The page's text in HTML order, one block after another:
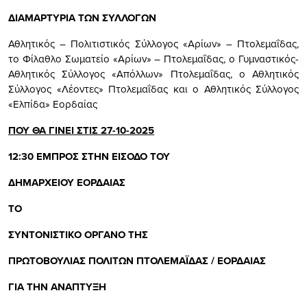
ΔΙΑΜΑΡΤΥΡΙΑ ΤΩΝ ΣΥΛΛΟΓΩΝ
Αθλητικός – Πολιτιστικός Σύλλογος «Αρίων» – Πτολεμαΐδας,
το Φίλαθλο Σωματείο «Αρίων» – Πτολεμαΐδας, ο Γυμναστικός-
Αθλητικός Σύλλογος «Απόλλων» Πτολεμαΐδας, ο Αθλητικός
Σύλλογος «Λέοντες» Πτολεμαΐδας και ο Αθλητικός Σύλλογος
«Ελπίδα» Εορδαίας
ΠΟΥ ΘΑ ΓΙΝΕΙ ΣΤΙΣ 27-10-2025
12:30 ΕΜΠΡΟΣ ΣΤΗΝ ΕΙΣΟΔΟ ΤΟΥ
ΔΗΜΑΡΧΕΙΟΥ ΕΟΡΔΑΙΑΣ
ΤΟ
ΣΥΝΤΟΝΙΣΤΙΚΟ ΟΡΓΑΝΟ ΤΗΣ
ΠΡΩΤΟΒΟΥΛΙΑΣ ΠΟΛΙΤΩΝ ΠΤΟΛΕΜΑΪΔΑΣ / ΕΟΡΔΑΙΑΣ
ΓΙΑ ΤΗΝ ΑΝΑΠΤΥΞΗ